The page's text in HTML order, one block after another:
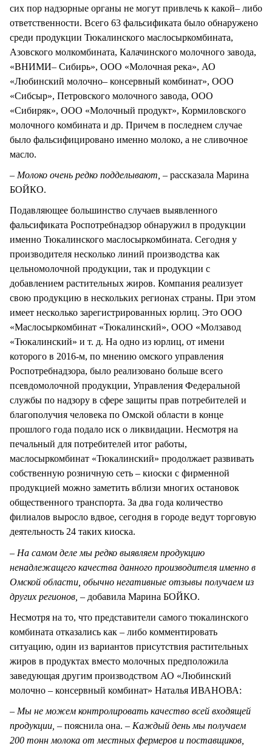
сих пор надзорные органы не могут привлечь к какой– либо
ответственности. Всего 63 фальсификата было обнаружено
среди продукции Тюкалинского маслосыркомбината,
Азовского молкомбината, Калачинского молочного завода,
«ВНИМИ– Сибирь», ООО «Молочная река», АО
«Любинский молочно– консервный комбинат», ООО
«Сибсыр», Петровского молочного завода, ООО
«Сибиряк», ООО «Молочный продукт», Кормиловского
молочного комбината и др. Причем в последнем случае
было фальсифицировано именно молоко, а не сливочное
масло.
– Молоко очень редко подделывают, – рассказала Марина
БОЙКО.
Подавляющее большинство случаев выявленного
фальсификата Роспотребнадзор обнаружил в продукции
именно Тюкалинского маслосыркомбината. Сегодня у
производителя несколько линий производства как
цельномолочной продукции, так и продукции с
добавлением растительных жиров. Компания реализует
свою продукцию в нескольких регионах страны. При этом
имеет несколько зарегистрированных юрлиц. Это ООО
«Маслосыркомбинат «Тюкалинский», ООО «Молзавод
«Тюкалинский» и т. д. На одно из юрлиц, от имени
которого в 2016-м, по мнению омского управления
Роспотребнадзора, было реализовано больше всего
псевдомолочной продукции, Управления Федеральной
службы по надзору в сфере защиты прав потребителей и
благополучия человека по Омской области в конце
прошлого года подало иск о ликвидации. Несмотря на
печальный для потребителей итог работы,
маслосыркомбинат «Тюкалинский» продолжает развивать
собственную розничную сеть – киоски с фирменной
продукцией можно заметить вблизи многих остановок
общественного транспорта. За два года количество
филиалов выросло вдвое, сегодня в городе ведут торговую
деятельность 24 таких киоска.
– На самом деле мы редко выявляем продукцию
ненадлежащего качества данного производителя именно в
Омской области, обычно негативные отзывы получаем из
других регионов, – добавила Марина БОЙКО.
Несмотря на то, что представители самого тюкалинского
комбината отказались как – либо комментировать
ситуацию, один из вариантов присутствия растительных
жиров в продуктах вместо молочных предположила
заведующая другим производством АО «Любинский
молочно – консервный комбинат» Наталья ИВАНОВА:
– Мы не можем контролировать качество всей входящей
продукции, – пояснила она. – Каждый день мы получаем
200 тонн молока от местных фермеров и поставщиков,